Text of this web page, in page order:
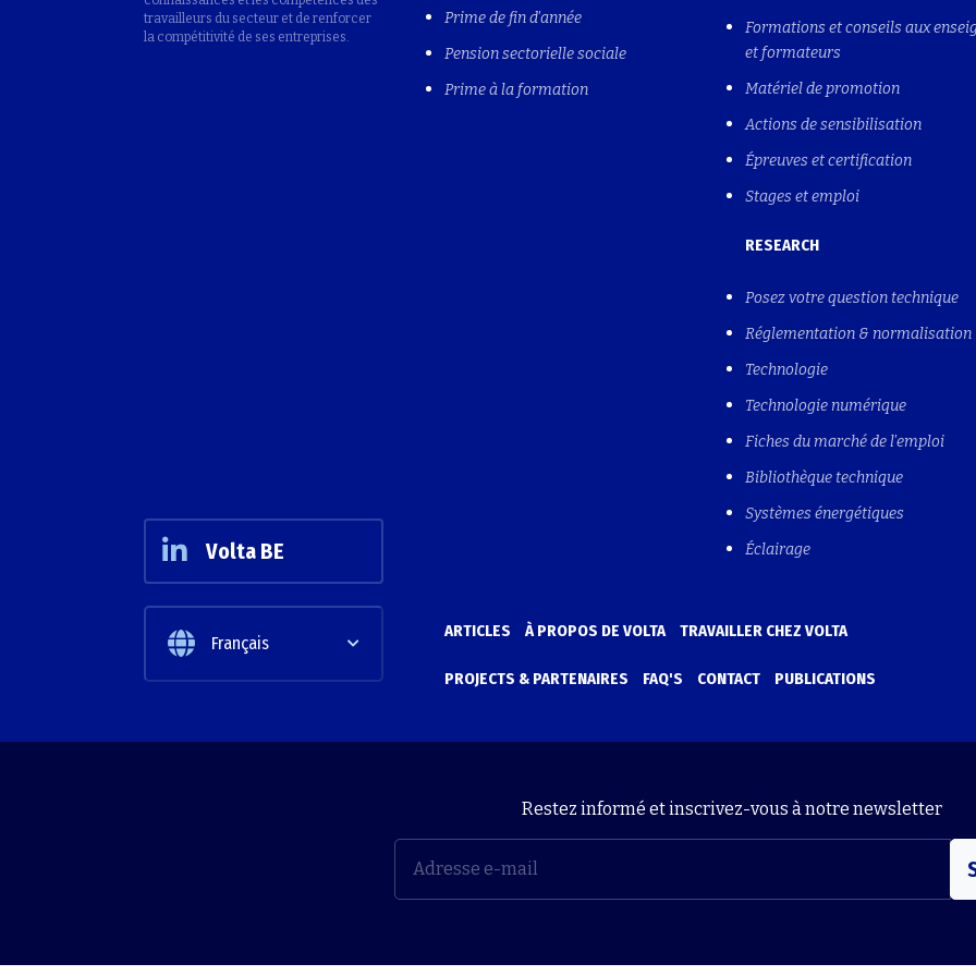
travailleurs du secteur et de renforcer
la compétitivité de ses entreprises.
Volta BE
Français
Prime de fin d'année
Pension sectorielle sociale
Prime à la formation
Formations et conseils aux
et formateurs
Matériel de promotion
Actions de sensibilisation
Épreuves et certification
Stages et emploi
RESEARCH
Posez votre question technique
Réglementation & normalisation
Technologie
Technologie numérique
Fiches du marché de l'emploi
Bibliothèque technique
Systèmes énergétiques
Éclairage
ARTICLES À PROPOS DE VOLTA TRAVAILLER CHEZ VOLTA
PROJECTS & PARTENAIRES FAQ'S CONTACT PUBLICATIONS
Restez informé et inscrivez-vous à notre newsletter